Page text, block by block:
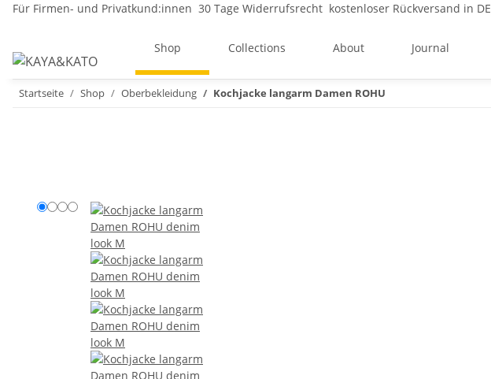
Für Firmen- und Privatkund:innen 30 Tage Widerrufsrecht kostenloser Rückversand in DE
Shop Collections About Journal
Startseite Shop Oberbekleidung Kochjacke langarm Damen ROHU